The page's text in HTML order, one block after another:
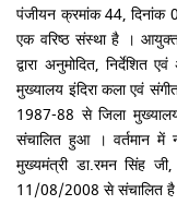
पंजीयन क्रमांक 44, दिनांक
एक वरिष्ठ संस्था है ।
द्वारा अनुमोदित,
मुख्यालय इंदिरा कला एवं
1987-88 से जिला
संचालित हुआ । वर्तमान में
मुख्यमंत्री डा.रमन सिंह जी,
11/08/2008 से संचालित